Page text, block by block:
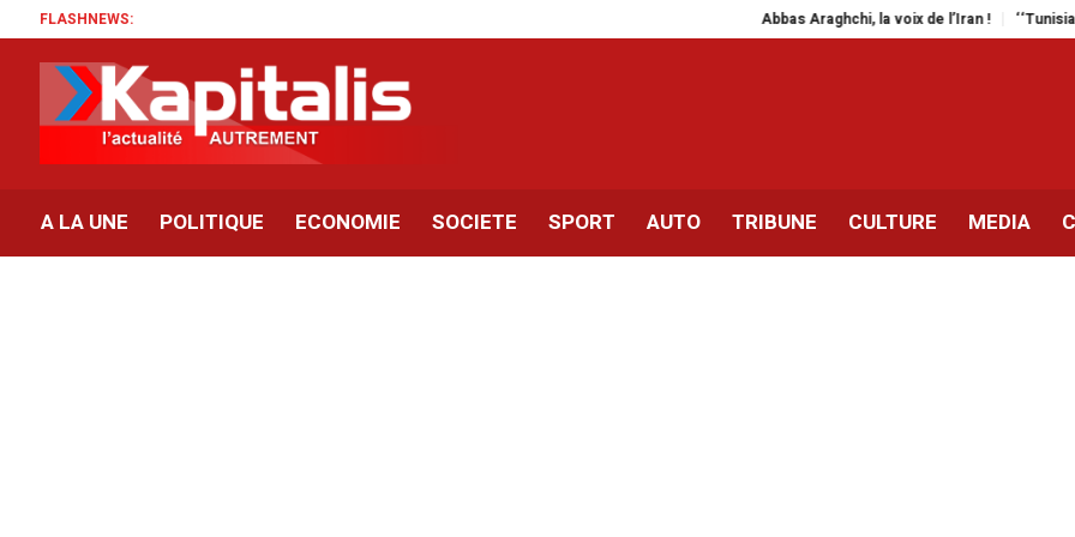
FLASHNEWS: Abbas Araghchi, la voix de l’Iran ! ‘‘Tunisian Vibes’’ |
A LA UNE POLITIQUE ECONOMIE SOCIETE SPORT AUTO TRIBUNE CULTURE MEDIA